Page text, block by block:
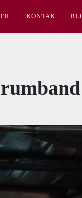
KONTAK